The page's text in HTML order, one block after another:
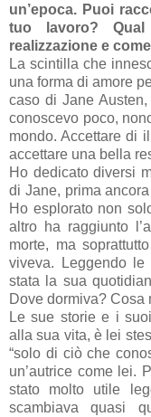
un’epoca. Puoi
tuo lavoro?
realizzazione e
La scintilla che
una forma di amore
caso di Jane
conoscevo poco,
mondo. Accettare di
accettare una bella
Ho dedicato diversi
di Jane, prima
Ho esplorato non
altro ha raggiunto
morte, ma
viveva. Leggendo
stata la sua
Dove dormiva? Cosa
Le sue storie e i
alla sua vita, è lei
“solo di ciò che
un’autrice come lei.
stato molto utile
scambiava quasi